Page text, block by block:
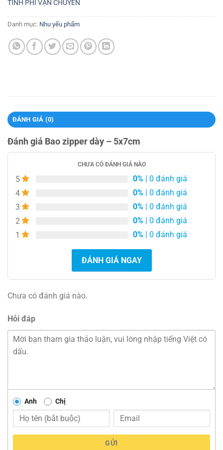
TÍNH PHÍ VẬN CHUYỂN
Danh mục: Nhu yếu phẩm
ĐÁNH GIÁ (0)
Đánh giá Bao zipper dày – 5x7cm
CHƯA CÓ ĐÁNH GIÁ NÀO
5 0% | 0 đánh giá
4
0% | 0 đánh giá
3
0% | 0 đánh giá
2
0% | 0 đánh giá
1
0% | 0 đánh giá
ĐÁNH GIÁ NGAY
Chưa có đánh giá nào.
Hỏi đáp
Anh Chị
GỬI